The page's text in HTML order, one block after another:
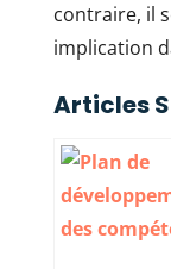
contraire, il
implication
Articles